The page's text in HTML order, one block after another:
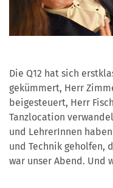
Die Q12 hat sich
gekümmert, Herr
beigesteuert, Herr
Tanzlocation
und LehrerInnen
und Technik geholfen,
war unser Abend. Und